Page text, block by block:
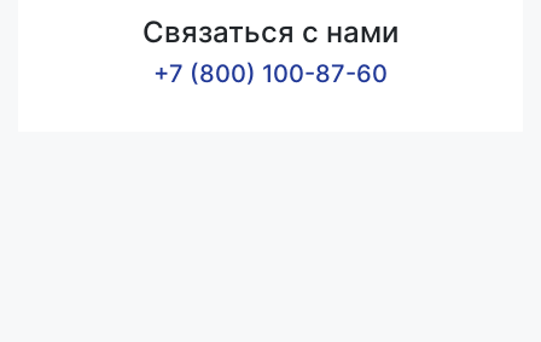
Связаться с нами
+7 (800) 100-87-60